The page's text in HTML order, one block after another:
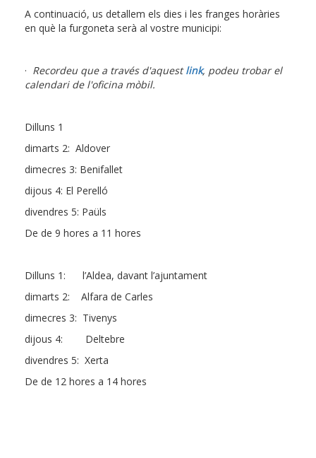
A continuació, us detallem els dies i les franges horàries
en què la furgoneta serà al vostre municipi:
· Recordeu que a través d'aquestlink, podeu trobar el
calendari de l'oficina mòbil.
Dilluns 1
dimarts 2: Aldover
dimecres 3: Benifallet
dijous 4: El Perelló
divendres 5: Paüls
De de 9 hores a 11 hores
Dilluns 1: l’Aldea, davant l’ajuntament
dimarts 2: Alfara de Carles
dimecres 3: Tivenys
dijous 4: Deltebre
divendres 5: Xerta
De de 12 hores a 14 hores